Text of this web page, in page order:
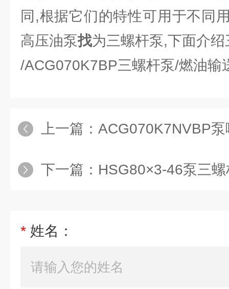
同,根据它们的特性可用于不同
高压油泵找为三螺杆泵,下面介
/ACG070K7BP三螺杆泵/燃油输
上一篇： ACG070K7NVBP
下一篇： HSG80×3-46泵三
* 姓名：